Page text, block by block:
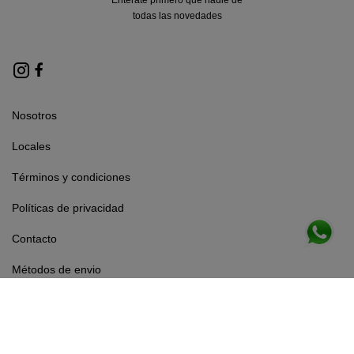
todas las novedades
Nosotros
Locales
Términos y condiciones
Políticas de privacidad
Contacto
Métodos de envio